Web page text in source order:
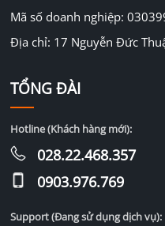
Mã số doanh nghiệp:
Địa chỉ: 17 Nguyễn Đức
TỔNG ĐÀI
Hotline (Khách hàng mới):
028.22.468.357
0903.976.769
Support (Đang sử dụng dịch vụ):